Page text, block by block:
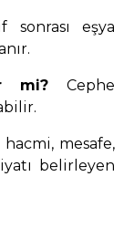
sonrası eşya
mi? Cephe
mesafe,
belirleyen